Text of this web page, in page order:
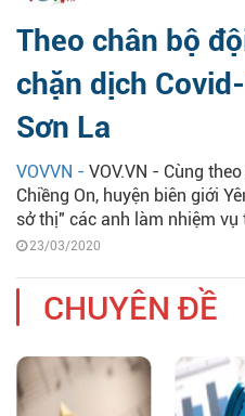
Theo chân bộ
chặn dịch
Sơn La
VOVVN - VOV.VN - Cùng
Chiềng On, huyện biên giới
sở thị" các anh làm nhiệm vụ
23/03/2020
CHUYÊN ĐỀ